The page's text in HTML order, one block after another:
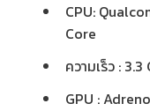
CPU:
Core
ความเร็ว : 3.3
GPU :